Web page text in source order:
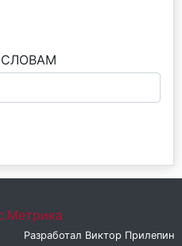
Разработал Виктор Прилепин